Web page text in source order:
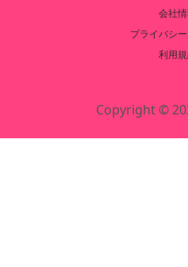
会社
プライバシ
利用
Copyright ©